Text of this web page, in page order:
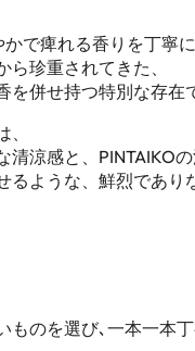
で痺れる香りを丁寧に
珍重されてきた、
併せ持つ特別な存在
涼感と、PINTAIKO
るような、鮮烈であり
のを選び､一本一本